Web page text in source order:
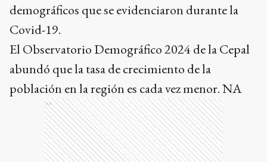
demográficos que se evidenciaron durante la
Covid-19.
El Observatorio Demográfico 2024 de la Cepal
abundó que la tasa de crecimiento de la
población en la región es cada vez menor. NA
Ads